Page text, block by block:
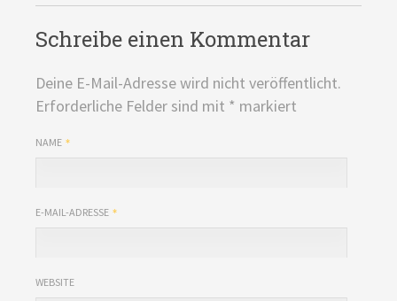
Schreibe einen Kommentar
Deine E-Mail-Adresse wird nicht veröffentlicht.
Erforderliche Felder sind mit * markiert
NAME
E-MAIL-ADRESSE
WEBSITE